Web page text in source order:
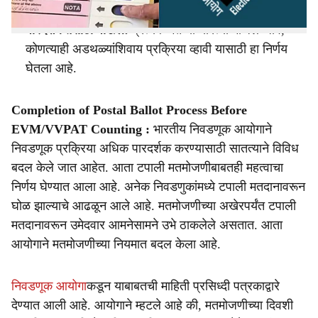
पारदर्शकतेसाठी पाऊल:प्रत्येक मत योग्यरित्या मोजले जावे,
कोणत्याही अडथळ्यांशिवाय प्रक्रिया व्हावी यासाठी हा निर्णय
घेतला आहे.
Completion of Postal Ballot Process Before
EVM/VVPAT Counting : भारतीय निवडणूक आयोगाने
निवडणूक प्रक्रिया अधिक पारदर्शक करण्यासाठी सातत्याने विविध
बदल केले जात आहेत. आता टपाली मतमोजणीबाबतही महत्वाचा
निर्णय घेण्यात आला आहे. अनेक निवडणुकांमध्ये टपाली मतदानावरून
घोळ झाल्याचे आढळून आले आहे. मतमोजणीच्या अखेरपर्यंत टपाली
मतदानावरून उमेदवार आमनेसामने उभे ठाकलेले असतात. आता
आयोगाने मतमोजणीच्या नियमात बदल केला आहे.
निवडणूक आयोगाकडून याबाबतची माहिती प्रसिध्दी पत्रकाद्वारे
देण्यात आली आहे. आयोगाने म्हटले आहे की, मतमोजणीच्या दिवशी